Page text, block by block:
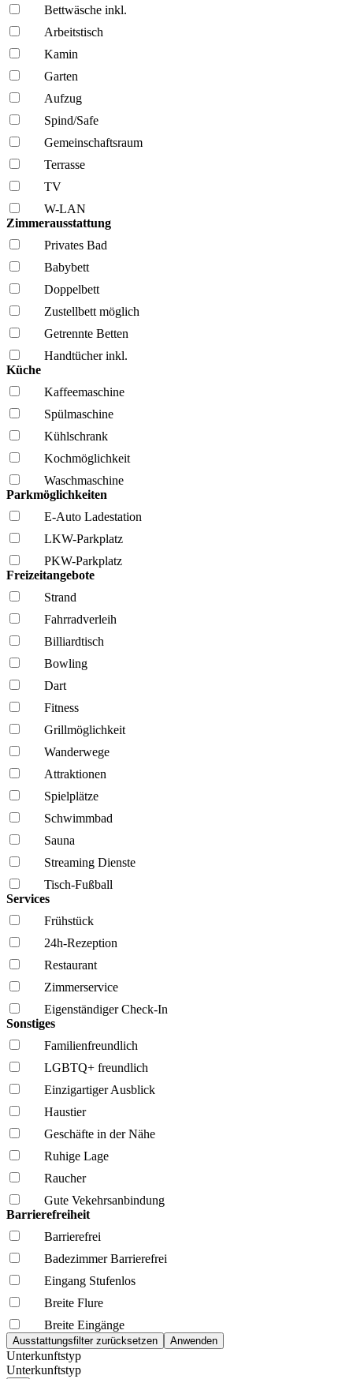
Bettwäsche inkl.
Arbeitstisch
Kamin
Garten
Aufzug
Spind/Safe
Gemeinschafts­raum
Terrasse
TV
W-LAN
Zimmerausstattung
Privates Bad
Babybett
Doppelbett
Zustellbett möglich
Getrennte Betten
Handtücher inkl.
Küche
Kaffee­maschine
Spül­maschine
Kühl­schrank
Kochmöglich­keit
Wasch­maschine
Parkmöglichkeiten
E-Auto Ladestation
LKW-Parkplatz
PKW-Parkplatz
Freizeitangebote
Strand
Fahrrad­verleih
Billiardtisch
Bowling
Dart
Fitness
Grillmöglich­keit
Wanderwege
Attraktionen
Spielplätze
Schwimmbad
Sauna
Streaming Dienste
Tisch-Fußball
Services
Frühstück
24h-Rezeption
Restaurant
Zimmerservice
Eigenständiger Check-In
Sonstiges
Familien­freundlich
LGBTQ+ freundlich
Einzigartiger Ausblick
Haustier
Geschäfte in der Nähe
Ruhige Lage
Raucher
Gute Vekehrsanbindung
Barrierefreiheit
Barrierefrei
Badezimmer Barrierefrei
Eingang Stufenlos
Breite Flure
Breite Eingänge
Unterkunftstyp
Unterkunftstyp